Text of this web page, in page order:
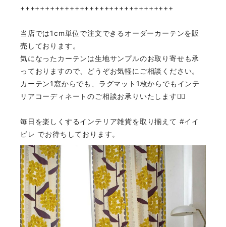
+++++++++++++++++++++++++++++++
当店では1cm単位で注文できるオーダーカーテンを販
売しております。
気になったカーテンは生地サンプルのお取り寄せも承
っておりますので、どうぞお気軽にご相談ください。
カーテン1窓からでも、ラグマット1枚からでもインテ
リアコーディネートのご相談お承りいたします💁‍♀️
毎日を楽しくするインテリア雑貨を取り揃えて #イイ
ビレ でお待ちしております。